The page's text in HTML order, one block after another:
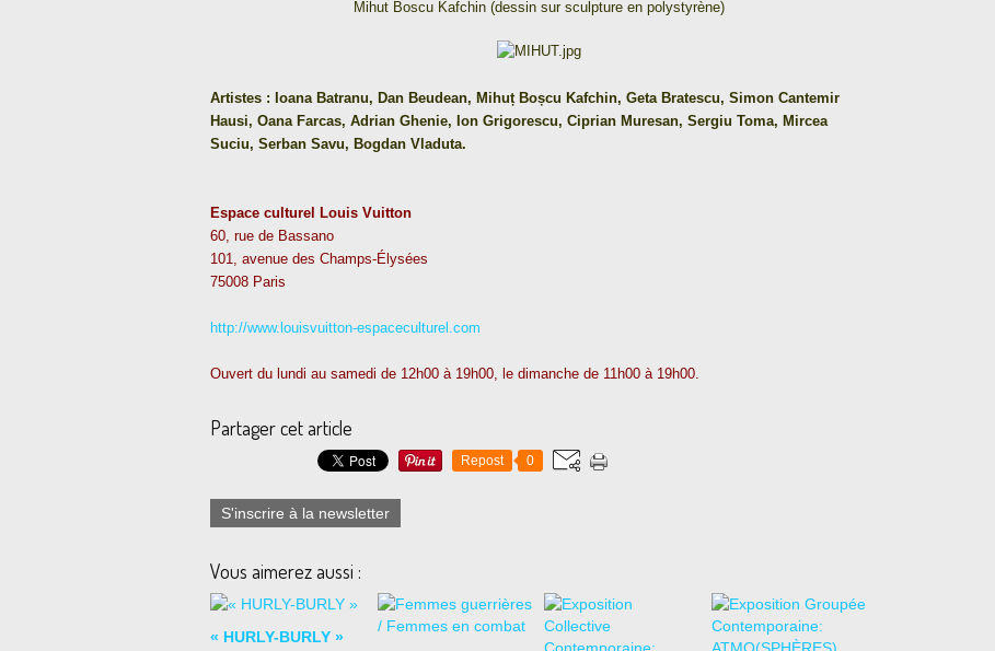
Mihut Boscu Kafchin (dessin sur sculpture en polystyrène)
Artistes : Ioana Batranu, Dan Beudean, Mihuț Boșcu Kafchin, Geta Bratescu, Simon Cantemir
Hausi, Oana Farcas, Adrian Ghenie, Ion Grigorescu, Ciprian Muresan, Sergiu Toma, Mircea
Suciu, Serban Savu, Bogdan Vladuta.
Espace culturel Louis Vuitton
60, rue de Bassano
101, avenue des Champs-Élysées
75008 Paris
http://www.louisvuitton-espaceculturel.com
Ouvert du lundi au samedi de 12h00 à 19h00, le dimanche de 11h00 à 19h00.
Partager cet article
Repost 0
S'inscrire à la newsletter
Vous aimerez aussi :
« HURLY-BURLY »